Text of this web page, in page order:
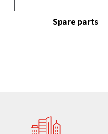
Spare parts